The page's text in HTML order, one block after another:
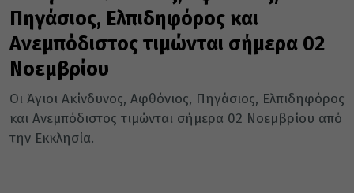
Πηγάσιος, Ελπιδηφόρος και
Ανεμπόδιστος τιμώνται σήμερα 02
Νοεμβρίου
Οι Άγιοι Ακίνδυνος, Αφθόνιος, Πηγάσιος, Ελπιδηφόρος
και Ανεμπόδιστος τιμώνται σήμερα 02 Νοεμβρίου από
την Εκκλησία.